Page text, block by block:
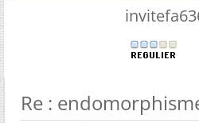
Re :